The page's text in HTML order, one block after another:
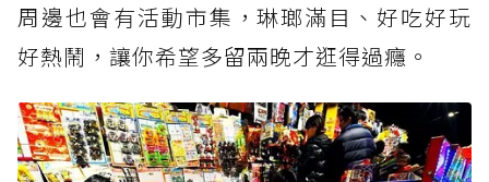
周邊也會有活動市集，琳瑯滿目、好吃好玩
好熱鬧，讓你希望多留兩晚才逛得過癮。